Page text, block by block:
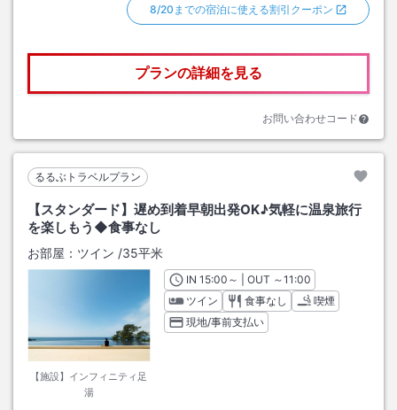
8/20までの宿泊に使える割引クーポン
プランの詳細を見る
お問い合わせコード
るるぶトラベルプラン
【スタンダード】遅め到着早朝出発OK♪気軽に温泉旅行
を楽しもう◆食事なし
お部屋： ツイン /35平米
【施設】インフィニティ足
湯
INチェックイン
15:00 ～ | OUT チェックアウト
～11:00
ツイン
食事なし
喫煙
現地/事前支払い